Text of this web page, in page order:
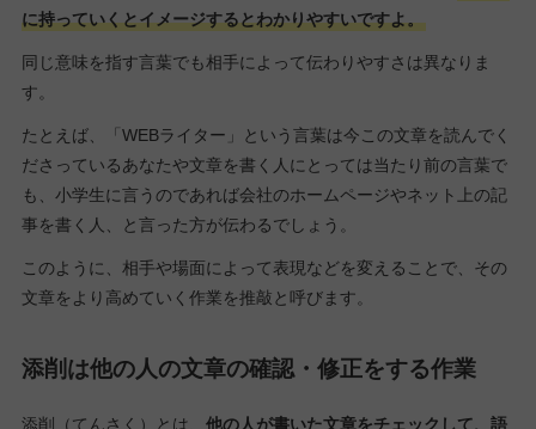
に持っていくとイメージするとわかりやすいですよ。
同じ意味を指す言葉でも相手によって伝わりやすさは異なりま
す。
たとえば、「WEBライター」という言葉は今この文章を読んでく
ださっているあなたや文章を書く人にとっては当たり前の言葉で
も、小学生に言うのであれば会社のホームページやネット上の記
事を書く人、と言った方が伝わるでしょう。
このように、相手や場面によって表現などを変えることで、その
文章をより高めていく作業を推敲と呼びます。
添削は他の人の文章の確認・修正をする作業
添削（てんさく）とは、 他の人が書いた文章をチェックして、語